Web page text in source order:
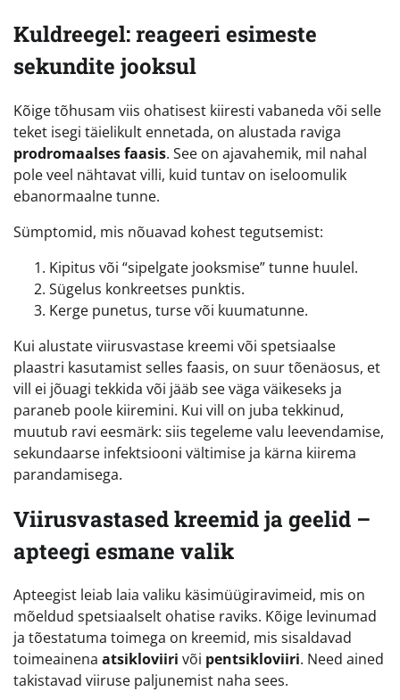
Kuldreegel: reageeri esimeste
sekundite jooksul
Kõige tõhusam viis ohatisest kiiresti vabaneda või selle
teket isegi täielikult ennetada, on alustada raviga
prodromaalses faasis. See on ajavahemik, mil nahal
pole veel nähtavat villi, kuid tuntav on iseloomulik
ebanormaalne tunne.
Sümptomid, mis nõuavad kohest tegutsemist:
Kipitus või “sipelgate jooksmise” tunne huulel.
Sügelus konkreetses punktis.
Kerge punetus, turse või kuumatunne.
Kui alustate viirusvastase kreemi või spetsiaalse
plaastri kasutamist selles faasis, on suur tõenäosus, et
vill ei jõuagi tekkida või jääb see väga väikeseks ja
paraneb poole kiiremini. Kui vill on juba tekkinud,
muutub ravi eesmärk: siis tegeleme valu leevendamise,
sekundaarse infektsiooni vältimise ja kärna kiirema
parandamisega.
Viirusvastased kreemid ja geelid –
apteegi esmane valik
Apteegist leiab laia valiku käsimüügiravimeid, mis on
mõeldud spetsiaalselt ohatise raviks. Kõige levinumad
ja tõestatuma toimega on kreemid, mis sisaldavad
toimeainena atsikloviiri või pentsikloviiri. Need ained
takistavad viiruse paljunemist naha sees.